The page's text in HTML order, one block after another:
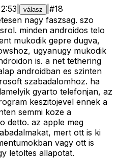
válasz #18
nagy faszsag. szo
minden androidos telo
mukodik gepre dugva,
ugyanugy mukodik
is. a net tethering
androidban es szinten
szabadalomhoz. ha
gyarto telefonjan, az
keszitojevel ennek a
semmi koze a
detto. az apple meg
mert ott is ki
vagy ott is
letoltes allapotat.